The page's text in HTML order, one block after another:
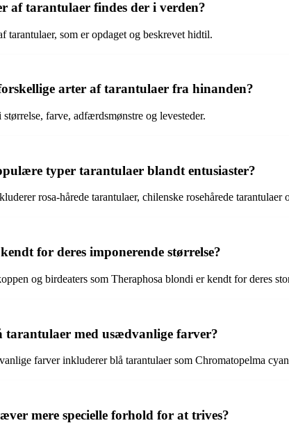
af tarantulaer findes der i verden?
tarantulaer, som er opdaget og beskrevet hidtil.
arter af tarantulaer fra hinanden?
farve, adfærdsmønstre og levesteder.
typer tarantulaer blandt entusiaster?
rosa-hårede tarantulaer, chilenske rosehårede tarantulaer
for deres imponerende størrelse?
og birdeaters som Theraphosa blondi er kendt for deres
tarantulaer med usædvanlige farver?
farver inkluderer blå tarantulaer som Chromatopelma
mere specielle forhold for at trives?